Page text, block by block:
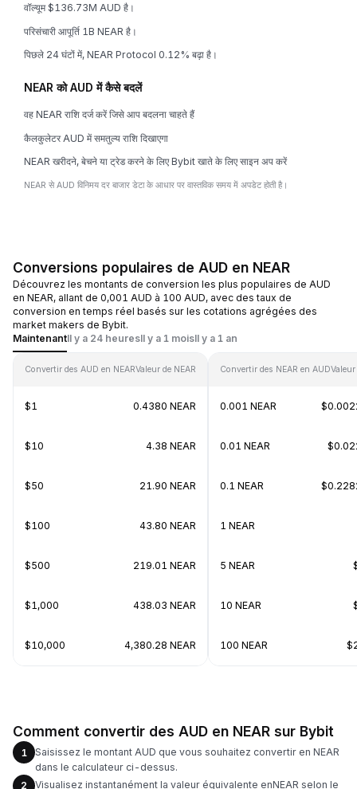
वॉल्यूम $136.73M AUD है।
परिसंचारी आपूर्ति 1B NEAR है।
पिछले 24 घंटों में, NEAR Protocol 0.12% बढ़ा है।
NEAR को AUD में कैसे बदलें
वह NEAR राशि दर्ज करें जिसे आप बदलना चाहते हैं
कैलकुलेटर AUD में समतुल्य राशि दिखाएगा
NEAR खरीदने, बेचने या ट्रेड करने के लिए Bybit खाते के लिए साइन अप करें
NEAR से AUD विनिमय दर बाजार डेटा के आधार पर वास्तविक समय में अपडेट होती है।
Conversions populaires de AUD en NEAR
Découvrez les montants de conversion les plus populaires de AUD
en NEAR, allant de 0,001 AUD à 100 AUD, avec des taux de
conversion en temps réel basés sur les cotations agrégées des
market makers de Bybit.
MaintenantIl y a 24 heuresIl y a 1 moisIl y a 1 an
Convertir des AUD en NEARValeur de NEAR
$1 0.4380 NEAR
$10 4.38 NEAR
$50 21.90 NEAR
$100 43.80 NEAR
$500 219.01 NEAR
$1,000 438.03 NEAR
$10,000 4,380.28 NEAR
Convertir des NEAR en AUD
0.001 NEAR
0.01 NEAR
0.1 NEAR
1 NEAR
5 NEAR
10 NEAR
100 NEAR
Comment convertir des AUD en NEAR sur Bybit
1
Saisissez le montant AUD que vous souhaitez convertir en NEAR
dans le calculateur ci-dessus.
2
Visualisez instantanément la valeur équivalente enNEAR selon le